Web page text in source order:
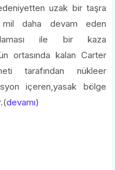
uzak bir taşra
mil daha devam eden
ile bir kaza
ortasında kalan Carter
tarafından nükleer
içeren,yasak bölge
devamı)